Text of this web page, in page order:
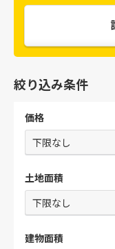
絞り込み条件
価格
土地面積
建物面積